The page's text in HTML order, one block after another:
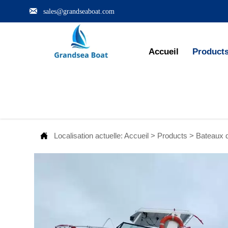
 sales@grandseaboat.com
Accueil
 Localisation actuelle: Accueil> Products > Bateaux